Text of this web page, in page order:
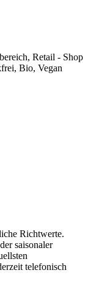
Retail - Shop
Bio, Vegan
Richtwerte.
saisonaler
telefonisch